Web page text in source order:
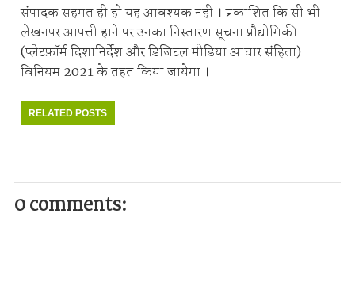
संपादक सहमत ही हो यह आवश्यक नही । प्रकाशित कि सी भी
लेखनपर आपत्ती हाने पर उनका निस्तारण सूचना प्रौद्योगिकी
(प्लेटफ़ॉर्म दिशानिर्देश और डिजिटल मीडिया आचार संहिता)
विनियम 2021 के तहत किया जायेगा ।
RELATED POSTS
0 comments: